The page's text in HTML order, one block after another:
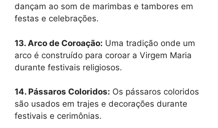
dançam ao som de marimbas e tambores em
festas e celebrações.
13. Arco de Coroação: Uma tradição onde um
arco é construído para coroar a Virgem Maria
durante festivais religiosos.
14. Pássaros Coloridos: Os pássaros coloridos
são usados em trajes e decorações durante
festivais e cerimônias.